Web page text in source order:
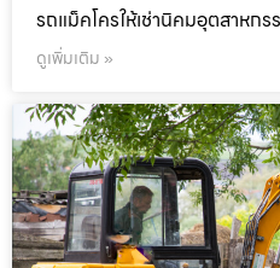
รถแม็คโครให้เช่านิคมอุตสาหก
ดูเพิ่มเติม »